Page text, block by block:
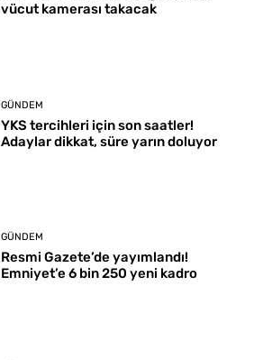
vücut kamerası takacak
GÜNDEM
YKS tercihleri için son saatler!
Adaylar dikkat, süre yarın doluyor
GÜNDEM
Resmi Gazete’de yayımlandı!
Emniyet’e 6 bin 250 yeni kadro